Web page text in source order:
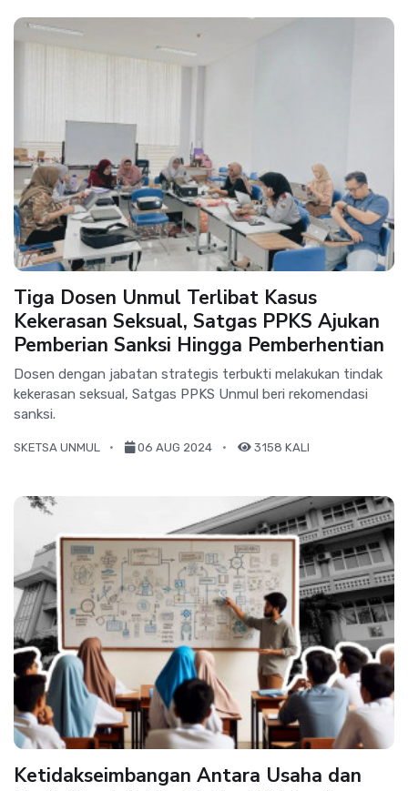
Tiga Dosen Unmul Terlibat Kasus
Kekerasan Seksual, Satgas PPKS Ajukan
Pemberian Sanksi Hingga Pemberhentian
Dosen dengan jabatan strategis terbukti melakukan tindak
kekerasan seksual, Satgas PPKS Unmul beri rekomendasi
sanksi.
SKETSA UNMUL 06 AUG 2024 3158 KALI
Ketidakseimbangan Antara Usaha dan